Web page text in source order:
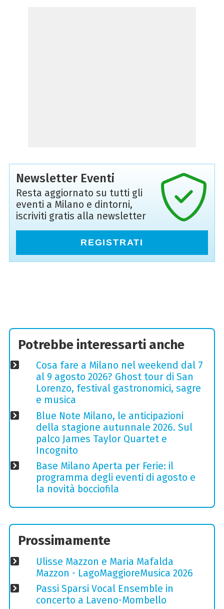
Newsletter Eventi
Resta aggiornato su tutti gli
eventi a Milano e dintorni,
iscriviti gratis alla newsletter
REGISTRATI
Potrebbe interessarti anche
Cosa fare a Milano nel weekend dal 7
al 9 agosto 2026? Ghost tour di San
Lorenzo, festival gastronomici, sagre
e musica
Blue Note Milano, le anticipazioni
della stagione autunnale 2026. Sul
palco James Taylor Quartet e
Incognito
Base Milano Aperta per Ferie: il
programma degli eventi di agosto e
la novità bocciofila
Prossimamente
Ulisse Mazzon e Maria Mafalda
Mazzon - LagoMaggioreMusica 2026
Passi Sparsi Vocal Ensemble in
concerto a Laveno-Mombello